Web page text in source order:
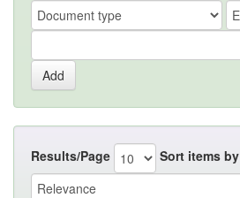
Results/Page Sort items by